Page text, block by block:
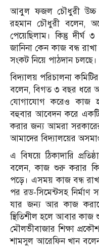
আবুল ফজল চৌধুরী উচ্চ
রহমান চৌধুরী বলেন,
পেয়েছিলাম। কিন্তু
জানিনা কেন কাজ বন্ধ
সংকট নিয়ে পাঠদান চলছে।
বিদ্যালয় পরিচালনা
বলেন, বিগত ৩ বছর ধরে
যোগাযোগ করেও কাজ
বহুবার আবেদন করে
করার জন্য আমরা সরকারের
আমাদের বিদ্যালয়ের
এ বিষয়ে ঠিকাদারি
বলেন, কাজ শুরু করার
পড়ে। এসময় কাজ বন্ধ
পর রড-সিমেন্টসহ নির্মাণ
যার জন্য আর কাজ
স্থিতিশীল হলে আবার
মৌলভীবাজার শিক্ষা
শামসুল আরেফিন খান